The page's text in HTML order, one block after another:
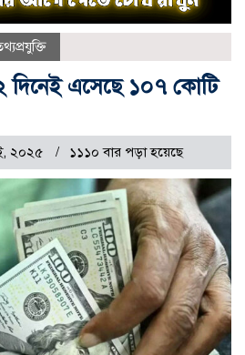
দিনেই এসেছে ১০৭ কোটি
২০২৫ ১১১০ বার পড়া হয়েছে